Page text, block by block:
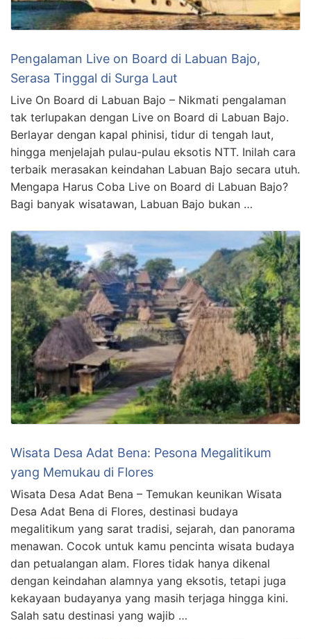
Pengalaman Live on Board di Labuan Bajo,
Serasa Tinggal di Surga Laut
Live On Board di Labuan Bajo – Nikmati pengalaman
tak terlupakan dengan Live on Board di Labuan Bajo.
Berlayar dengan kapal phinisi, tidur di tengah laut,
hingga menjelajah pulau-pulau eksotis NTT. Inilah cara
terbaik merasakan keindahan Labuan Bajo secara utuh.
Mengapa Harus Coba Live on Board di Labuan Bajo?
Bagi banyak wisatawan, Labuan Bajo bukan …
Wisata Desa Adat Bena: Pesona Megalitikum
yang Memukau di Flores
Wisata Desa Adat Bena – Temukan keunikan Wisata
Desa Adat Bena di Flores, destinasi budaya
megalitikum yang sarat tradisi, sejarah, dan panorama
menawan. Cocok untuk kamu pencinta wisata budaya
dan petualangan alam. Flores tidak hanya dikenal
dengan keindahan alamnya yang eksotis, tetapi juga
kekayaan budayanya yang masih terjaga hingga kini.
Salah satu destinasi yang wajib …